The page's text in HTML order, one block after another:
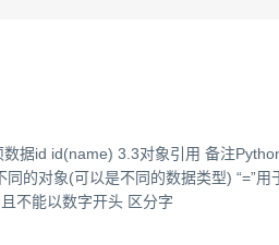
据id id(name) 3.3对象引用 备注
的对象(可以是不同的数据类型) “=”
不能以数字开头 区分字